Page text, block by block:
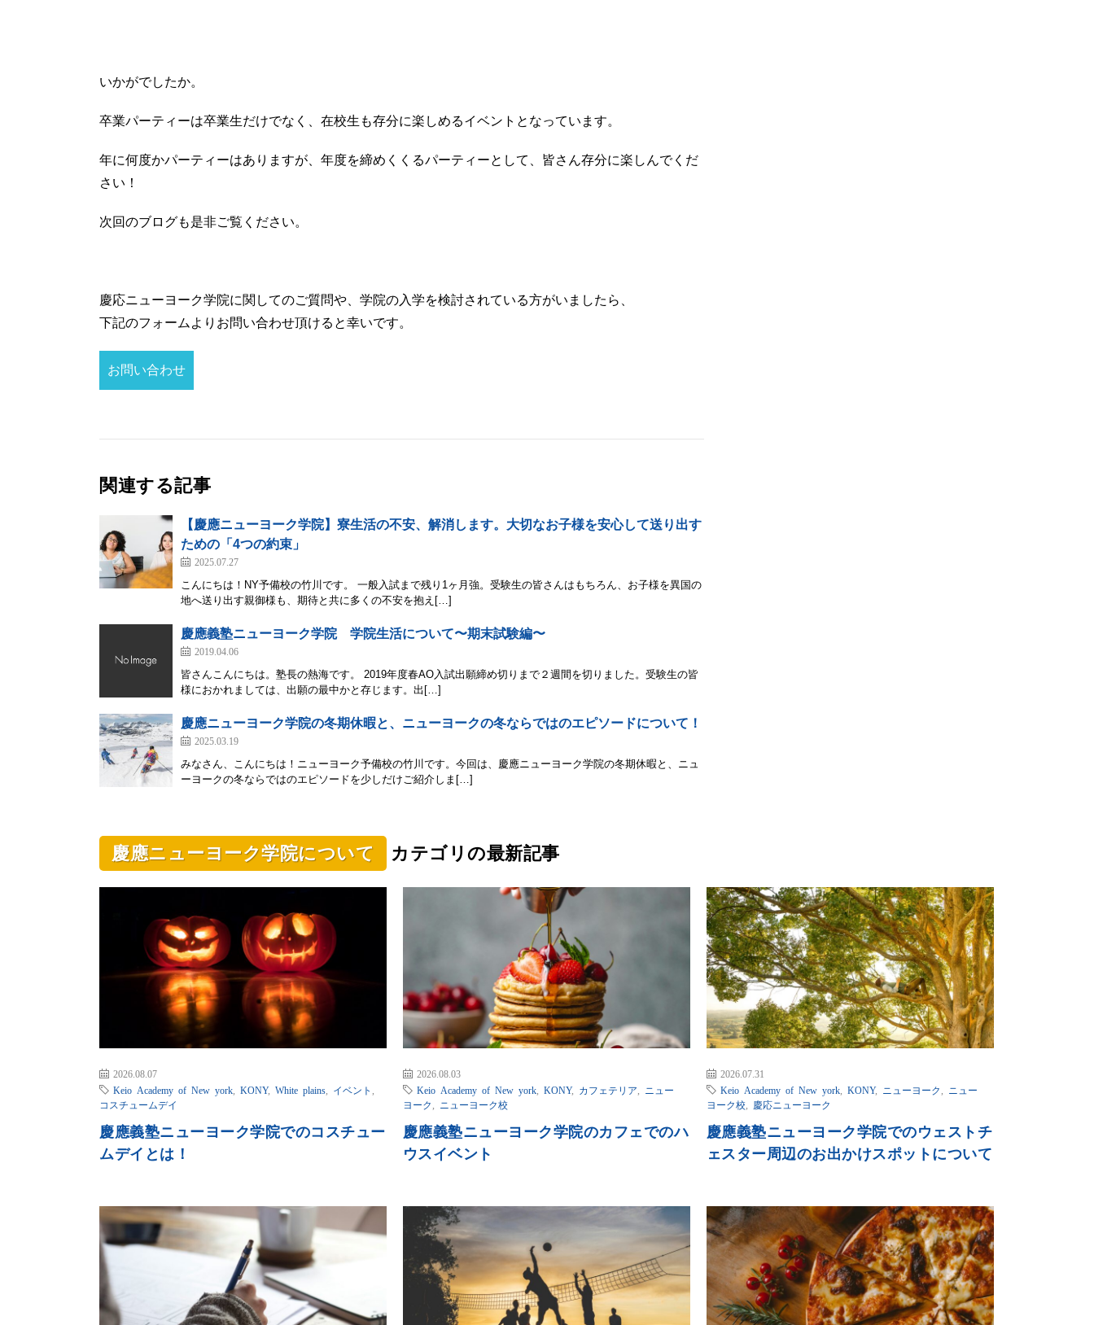
いかがでしたか。
卒業パーティーは卒業生だけでなく、在校生も存分に楽しめるイベントとなっています。
年に何度かパーティーはありますが、年度を締めくくるパーティーとして、皆さん存分に楽しんでくだ
さい！
次回のブログも是非ご覧ください。
慶応ニューヨーク学院に関してのご質問や、学院の入学を検討されている方がいましたら、
下記のフォームよりお問い合わせ頂けると幸いです。
お問い合わせ
関連する記事
【慶應ニューヨーク学院】寮生活の不安、解消します。大切なお子様を安心して送り出す
ための「4つの約束」
2025.07.27
こんにちは！NY予備校の竹川です。 一般入試まで残り1ヶ月強。受験生の皆さんはもちろん、お子様を異国の
地へ送り出す親御様も、期待と共に多くの不安を抱え[…]
慶應義塾ニューヨーク学院 学院生活について〜期末試験編〜
2019.04.06
皆さんこんにちは。塾長の熱海です。 2019年度春AO入試出願締め切りまで２週間を切りました。受験生の皆
様におかれましては、出願の最中かと存じます。出[…]
慶應ニューヨーク学院の冬期休暇と、ニューヨークの冬ならではのエピソードについて！
2025.03.19
みなさん、こんにちは！ニューヨーク予備校の竹川です。今回は、慶應ニューヨーク学院の冬期休暇と、ニュ
ーヨークの冬ならではのエピソードを少しだけご紹介しま[…]
慶應ニューヨーク学院について カテゴリの最新記事
2026.08.07
Keio Academy of New york
KONY, White plains イベント
コスチュームデイ
慶應義塾ニューヨーク学院でのコスチュー
ムデイとは！
2026.08.03
Keio Academy of New york, KONY, カフェテリア
ニュー
ヨーク
ニューヨーク校
慶應義塾ニューヨーク学院のカフェでのハ
ウスイベント
2026.07.31
Keio Academy of New york, KONY, ニューヨーク
ニュー
ヨーク校, 慶応ニューヨーク
慶應義塾ニューヨーク学院でのウェストチ
ェスター周辺のお出かけスポットについて